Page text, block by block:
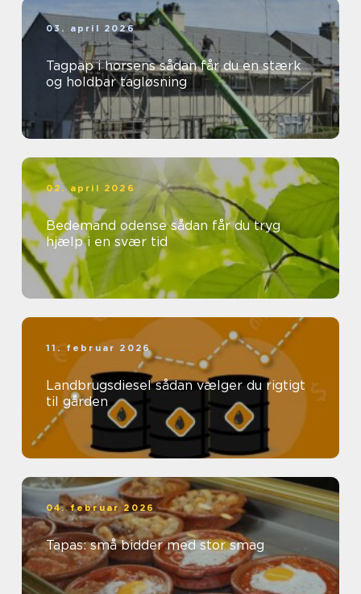
03. april 2026
Tagpap i horsens sådan får du en stærk
og holdbar tagløsning
02. april 2026
Bedemand odense sådan får du tryg
hjælp i en svær tid
11. februar 2026
Landbrugsdiesel sådan vælger du rigtigt
til gården
04. februar 2026
Tapas: små bidder med stor smag